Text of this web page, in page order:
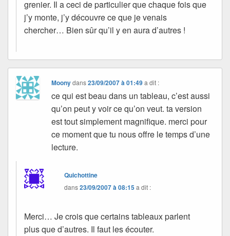
grenier. Il a ceci de particulier que chaque fois que
j’y monte, j’y découvre ce que je venais
chercher… Bien sûr qu’il y en aura d’autres !
Moonydans23/09/2007 à 01:49 a dit :
ce qui est beau dans un tableau, c’est aussi
qu’on peut y voir ce qu’on veut. ta version
est tout simplement magnifique. merci pour
ce moment que tu nous offre le temps d’une
lecture.
Quichottine
dans23/09/2007 à 08:15a dit :
Merci… Je crois que certains tableaux parlent
plus que d’autres. Il faut les écouter.